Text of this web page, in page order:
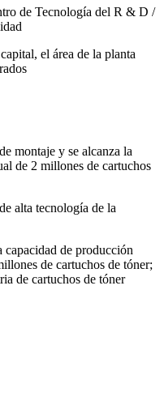
de Tecnología del R & D /
el área de la planta
montaje y se alcanza la
de 2 millones de cartuchos
alta tecnología de la
capacidad de producción
de cartuchos de tóner;
de cartuchos de tóner